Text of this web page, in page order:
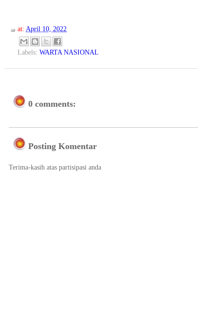
at: April 10, 2022
Labels: WARTA NASIONAL
0 comments:
Posting Komentar
Terima-kasih atas partisipasi anda